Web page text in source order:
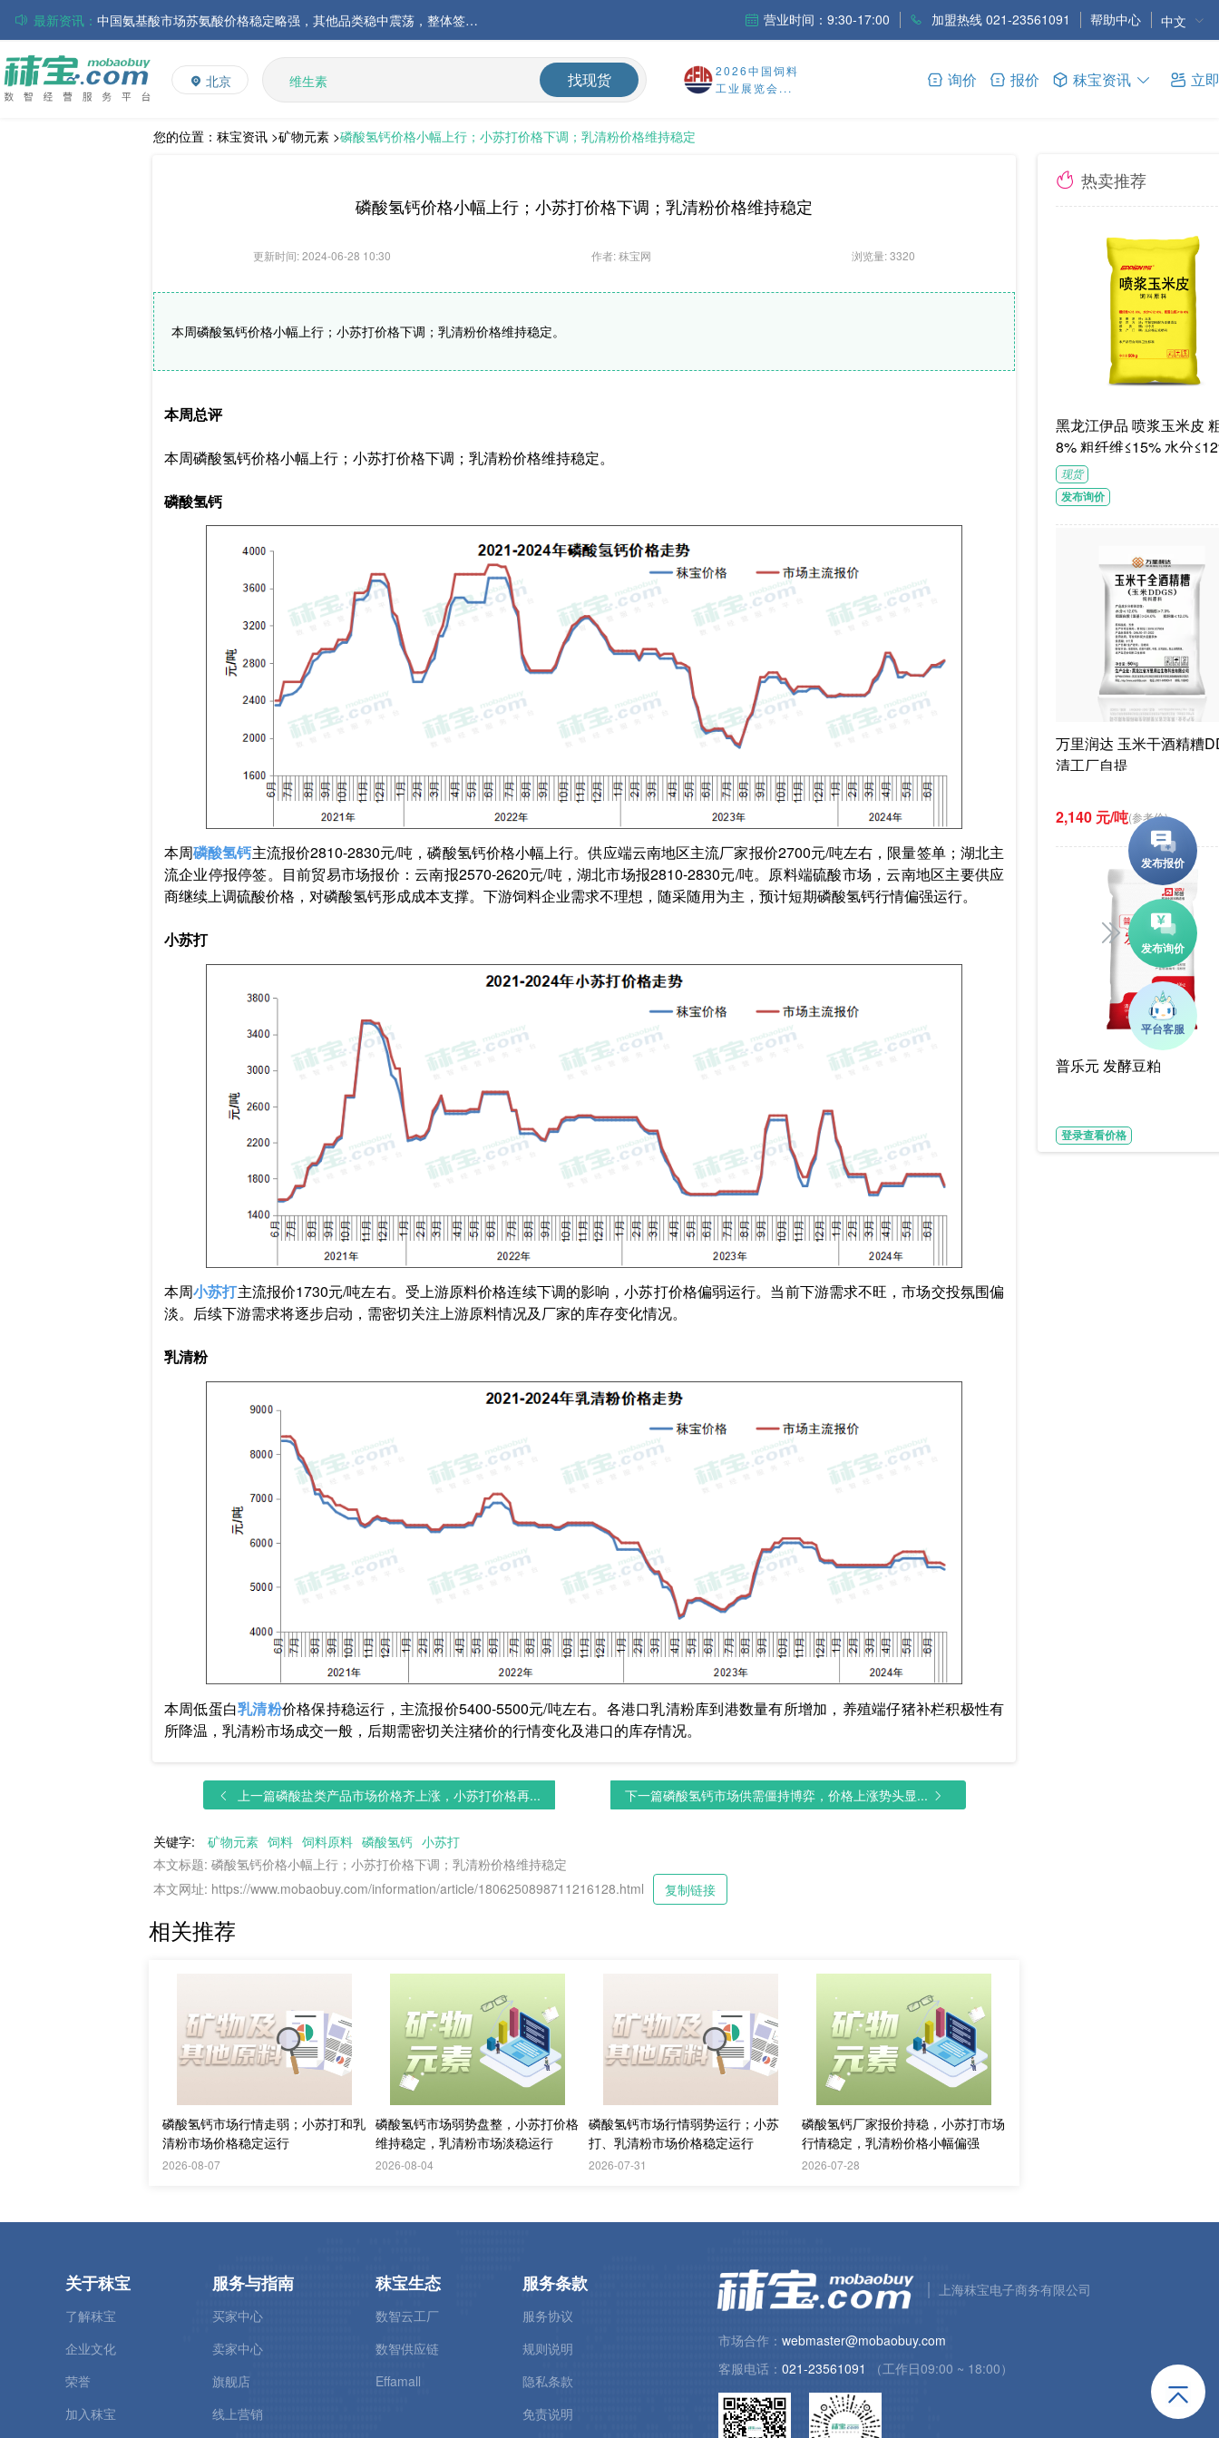
最新资讯：
中国氨基酸市场苏氨酸价格稳定略强，其他品类稳中震荡，整体签单清淡；欧洲物流成本进一步上升
磷酸氢钙市场行情走弱；小苏打和乳清粉市场价格稳定运行
帝斯曼-芬美意发布2026年上半年业绩
巴斯夫集团发布2026年第二季度财务报告
丸红株式会社发布截至2026年6月30日前3个月的合并财务报告
住友化学公布2026财年第一季度业绩
营业时间：9:30-17:00 加盟热线 021-23561091 帮助中心 中文
北京
L-赖氨酸硫酸盐
多矿
饲料添加剂
找现货
2026中国饲料
工业展览会...
询价 报价 秣宝资讯 立
您的位置： 秣宝资讯 >矿物元素 >磷酸氢钙价格小幅上行；小苏打价格下调；乳清粉价格维持稳定
磷酸氢钙价格小幅上行；小苏打价格下调；乳清粉价格维持稳定
更新时间: 2024-06-28 10:30 作者: 秣宝网 浏览量: 3320
本周磷酸氢钙价格小幅上行；小苏打价格下调；乳清粉价格维持稳定。
本周总评
本周磷酸氢钙价格小幅上行；小苏打价格下调；乳清粉价格维持稳定。
磷酸氢钙
本周磷酸氢钙主流报价2810-2830元/吨，磷酸氢钙价格小幅上行。供应端云南地区主流厂家报价2700元/吨左右，限量签单；湖北主
流企业停报停签。目前贸易市场报价：云南报2570-2620元/吨，湖北市场报2810-2830元/吨。原料端硫酸市场，云南地区主要供应
商继续上调硫酸价格，对磷酸氢钙形成成本支撑。下游饲料企业需求不理想，随采随用为主，预计短期磷酸氢钙行情偏强运行。
小苏打
本周小苏打主流报价1730元/吨左右。受上游原料价格连续下调的影响，小苏打价格偏弱运行。当前下游需求不旺，市场交投氛围偏
淡。后续下游需求将逐步启动，需密切关注上游原料情况及厂家的库存变化情况。
乳清粉
本周低蛋白乳清粉价格保持稳运行，主流报价5400-5500元/吨左右。各港口乳清粉库到港数量有所增加，养殖端仔猪补栏积极性有
所降温，乳清粉市场成交一般，后期需密切关注猪价的行情变化及港口的库存情况。
上一篇磷酸盐类产品市场价格齐上涨，小苏打价格再... 下一篇磷酸氢钙市场供需僵持博弈，价格上涨势头显...
关键字: 矿物元素 饲料 饲料原料 磷酸氢钙 小苏打
本文标题: 磷酸氢钙价格小幅上行；小苏打价格下调；乳清粉价格维持稳定
本文网址: https://www.mobaobuy.com/information/article/1806250898711216128.html
复制链接
相关推荐
磷酸氢钙市场行情走弱；小苏打和乳
清粉市场价格稳定运行
2026-08-07
磷酸氢钙市场弱势盘整，小苏打价格
维持稳定，乳清粉市场淡稳运行
2026-08-04
磷酸氢钙市场行情弱势运行；小苏
打、乳清粉市场价格稳定运行
2026-07-31
磷酸氢钙厂家报价持稳，小苏打市场
行情稳定，乳清粉价格小幅偏强
2026-07-28
热卖推荐
黑龙江伊品 喷浆玉米皮 粗蛋白≥1
8% 粗纤维≤15% 水分
G/袋饲料级褐色或浅褐
体
现货
发布询价
万里润达 玉米干酒精糟
清工厂自提
2,140 元/吨(参考价)
普乐元 发酵豆粕
登录查看价格
关于秣宝
了解秣宝
企业文化
荣誉
加入秣宝
服务与指南
买家中心
卖家中心
旗舰店
线上营销
秣宝生态
数智云工厂
数智供应链
Effamall
服务条款
服务协议
规则说明
隐私条款
免责说明
上海秣宝电子商务有限公司
市场合作： webmaster@mobaobuy.com
客服电话： 021-23561091 （工作日09:00 ~ 18:00）